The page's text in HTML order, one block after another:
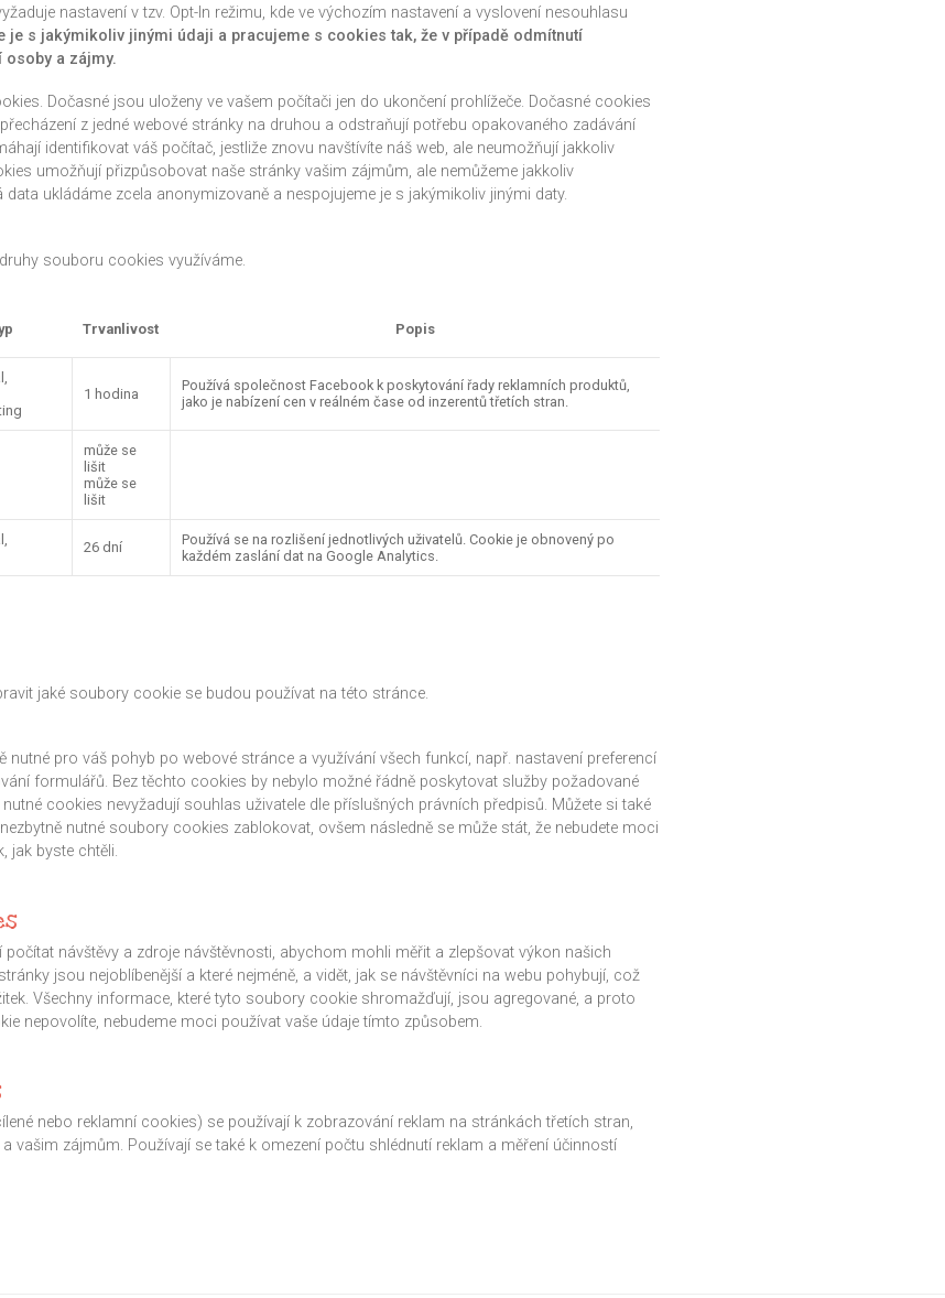
nastavení v tzv. Opt-In režimu, kde ve výchozím nastavení a vyslovení nesouhlasu
je s jakýmikoliv jinými údaji a pracujeme s cookies tak, že v případě odmítnutí
a zájmy.
Dočasné jsou uloženy ve vašem počítači jen do ukončení prohlížeče. Dočasné cookies
z jedné webové stránky na druhou a odstraňují potřebu opakovaného zadávání
identifikovat váš počítač, jestliže znovu navštívíte náš web, ale neumožňují jakkoliv
umožňují přizpůsobovat naše stránky vašim zájmům, ale nemůžeme jakkoliv
ukládáme zcela anonymizovaně a nespojujeme je s jakýmikoliv jinými daty.
souboru cookies využíváme.
Trvanlivost Popis
1 hodina
Používá společnost Facebook k poskytování řady reklamních produktů,
jako je nabízení cen v reálném čase od inzerentů třetích stran.
může se
lišit
může se
lišit
26 dní
Používá se na rozlišení jednotlivých uživatelů. Cookie je obnovený po
každém zaslání dat na Google Analytics.
jaké soubory cookie se budou používat na této stránce.
pro váš pohyb po webové stránce a využívání všech funkcí, např. nastavení preferencí
formulářů. Bez těchto cookies by nebylo možné řádně poskytovat služby požadované
cookies nevyžadují souhlas uživatele dle příslušných právních předpisů. Můžete si také
nutné soubory cookies zablokovat, ovšem následně se může stát, že nebudete moci
jak byste chtěli.
návštěvy a zdroje návštěvnosti, abychom mohli měřit a zlepšovat výkon našich
jsou nejoblíbenější a které nejméně, a vidět, jak se návštěvníci na webu pohybují, což
Všechny informace, které tyto soubory cookie shromažďují, jsou agregované, a proto
nepovolíte, nebudeme moci používat vaše údaje tímto způsobem.
nebo reklamní cookies) se používají k zobrazování reklam na stránkách třetích stran,
vašim zájmům. Používají se také k omezení počtu shlédnutí reklam a měření účinností